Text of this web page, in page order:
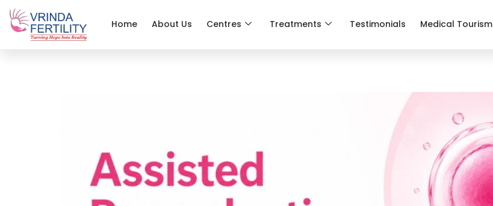
Home About Us Centres Treatments Testimonials Medical Tourism